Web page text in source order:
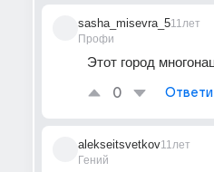
sasha_misevra_5
Профи
11лет
Этот город
0
alekseitsvetkov
Гений
11лет